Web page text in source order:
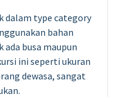
dalam type category
bahan
busa maupun
ini seperti ukuran
dewasa, sangat